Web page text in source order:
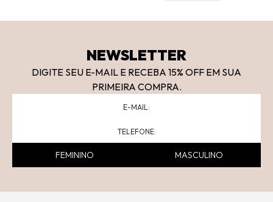
NEWSLETTER
DIGITE SEU E-MAIL E RECEBA 15% OFF EM SUA
PRIMEIRA COMPRA.
FEMININO MASCULINO